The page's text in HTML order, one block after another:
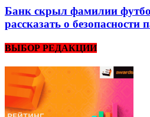
Банк скрыл фамилии
рассказать о безопасности
ВЫБОР РЕДАКЦИИ